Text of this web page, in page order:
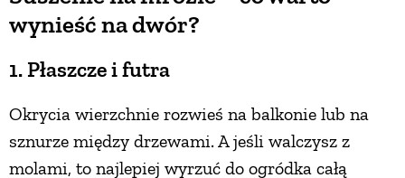
wynieść na dwór?
1. Płaszcze i futra
Okrycia wierzchnie rozwieś na balkonie lub na
sznurze między drzewami. A jeśli walczysz z
molami, to najlepiej wyrzuć do ogródka całą
RZEMIOSŁO
ZRÓB TO SAM